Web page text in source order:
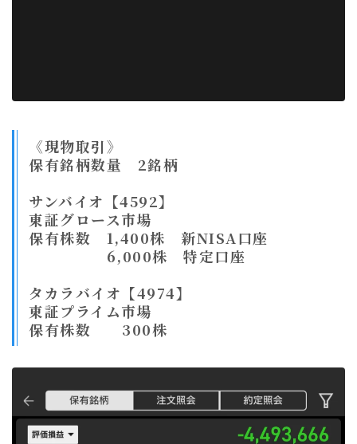
《現物取引》
保有銘柄数量 2銘柄
サンバイオ【4592】
東証グロース市場
保有株数 1,400株 新NISA口座
6,000株 特定口座
タカラバイオ【4974】
東証プライム市場
保有株数 300株